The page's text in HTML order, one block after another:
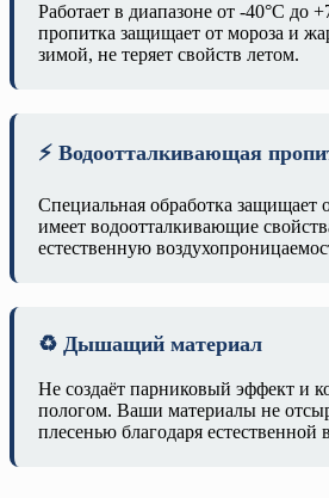
Работает в диапазоне от -40°C до
пропитка защищает от мороза и
зимой, не теряет свойств летом.
⚡ Водоотталкивающая
Специальная обработка защищает
имеет водоотталкивающие
естественную
♻️ Дышащий материал
Не создаёт парниковый эффект и
пологом. Ваши материалы не
плесенью благодаря естественной